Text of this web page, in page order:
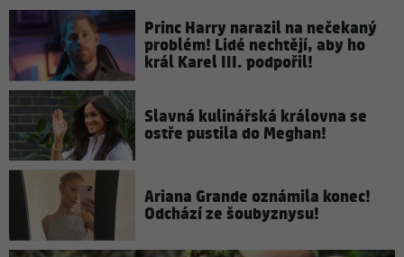
Princ Harry narazil na nečekaný
problém! Lidé nechtějí, aby ho
král Karel III. podpořil!
Slavná kulinářská královna se
ostře pustila do Meghan!
Ariana Grande oznámila konec!
Odchází ze šoubyznysu!